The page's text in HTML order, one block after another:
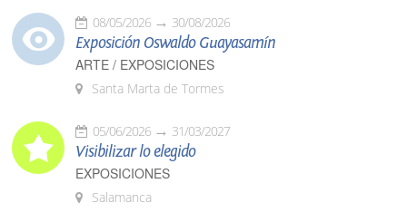
08/05/2026 30/08/2026
Exposición Oswaldo Guayasamín
ARTE / EXPOSICIONES
Santa Marta de Tormes
05/06/2026 31/03/2027
Visibilizar lo elegido
EXPOSICIONES
Salamanca